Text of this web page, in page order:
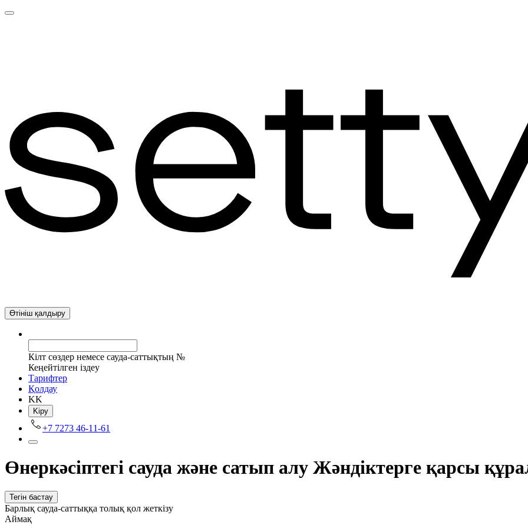
Өтініш қалдыру
Кілт сөздер немесе сауда-саттықтың №
Кеңейтілген іздеу
Tарифтер
Қолдау
KK
Kіру
+7 7273 46-11-61
Өнеркәсіптегі сауда және сатып алу Жәндіктерге қарсы
Тегін бастау
Барлық сауда-саттыққа толық қол жеткізу
Аймақ